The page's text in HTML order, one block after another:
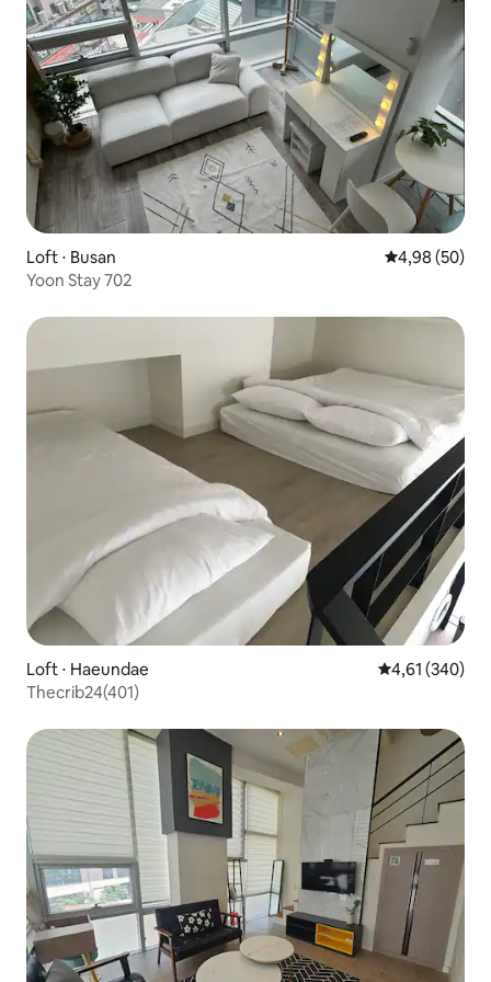
Loft ⋅ Busan 4,98 de uma
4,98 (50)
Yoon Stay 702
Loft ⋅ Haeundae 4,61 de uma
4,61 (340)
Thecrib24(401)